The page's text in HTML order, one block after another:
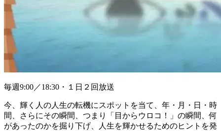
毎週9:00／18:30・１日２回放送
今、輝く人の人生の転機にスポットを当て、年・月・日・時
間、さらにその瞬間、つまり「目からウロコ！」の瞬間、何
があったのかを掘り下げ、人生を輝かせるためのヒントを発